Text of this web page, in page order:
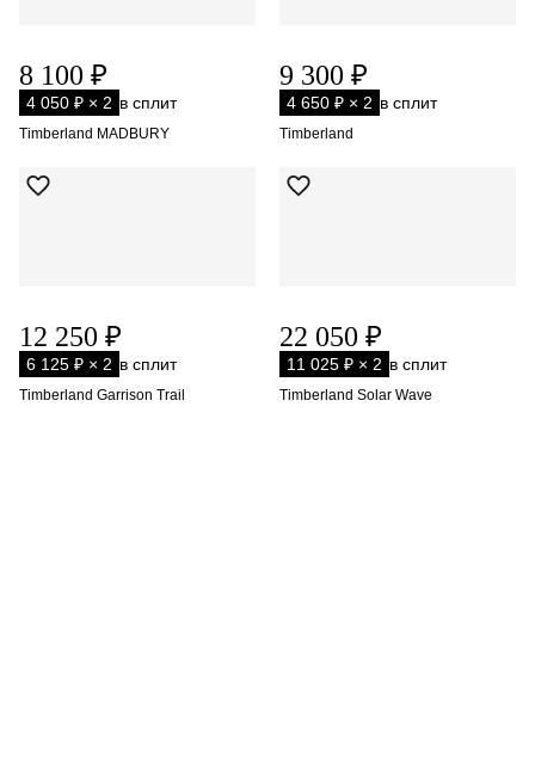
8 100 ₽
4 050 ₽ × 2 в сплит
Timberland MADBURY
9 300 ₽
4 650 ₽ × 2 в сплит
Timberland
12 250 ₽
6 125 ₽ × 2 в сплит
Timberland Garrison Trail
22 050 ₽
11 025 ₽ × 2 в сплит
Timberland Solar Wave